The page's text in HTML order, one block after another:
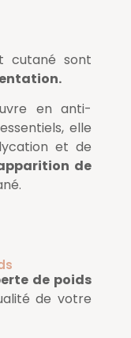
cutané sont
en anti-
elle
et de
de
de poids
de votre